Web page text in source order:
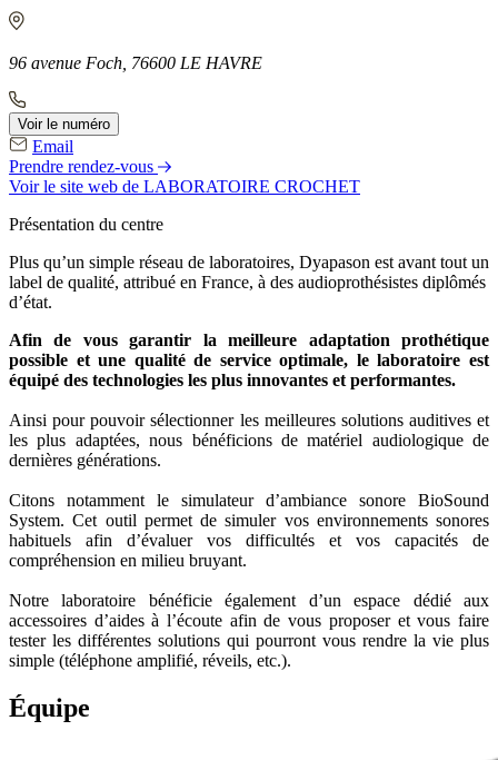
96 avenue Foch, 76600 LE HAVRE
Voir le numéro
Email
Prendre rendez-vous
Voir le site web de LABORATOIRE CROCHET
Présentation du centre
Plus qu’un simple réseau de laboratoires, Dyapason est avant tout un
label de qualité, attribué en France, à des audioprothésistes diplômés
d’état.
Afin de vous garantir la meilleure adaptation prothétique
possible et une qualité de service optimale, le laboratoire est
équipé des technologies les plus innovantes et performantes.
Ainsi pour pouvoir sélectionner les meilleures solutions auditives et
les plus adaptées, nous bénéficions de matériel audiologique de
dernières générations.
Citons notamment le simulateur d’ambiance sonore BioSound
System. Cet outil permet de simuler vos environnements sonores
habituels afin d’évaluer vos difficultés et vos capacités de
compréhension en milieu bruyant.
Notre laboratoire bénéficie également d’un espace dédié aux
accessoires d’aides à l’écoute afin de vous proposer et vous faire
tester les différentes solutions qui pourront vous rendre la vie plus
simple (téléphone amplifié, réveils, etc.).
Équipe